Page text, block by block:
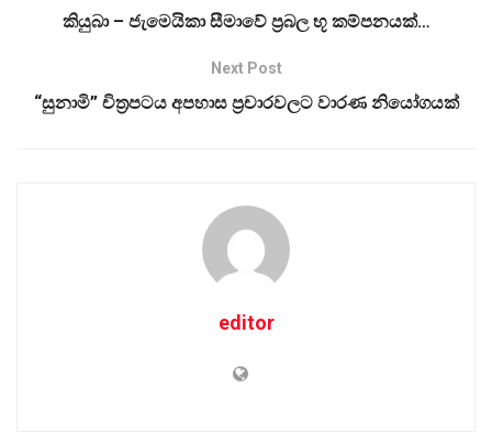
කියුබා – ජැමෙයිකා සීමාවේ ප්‍රබල භූ කම්පනයක්…
Next Post
“සුනාමි” චිත්‍රපටය අපහාස ප්‍රචාරවලට වාරණ නියෝගයක්
editor